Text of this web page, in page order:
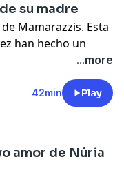
su madre
Mamarazzis. Esta
han hecho un
el mundial de
veraniegos.
Visit
...more
42min Play
amor de Núria